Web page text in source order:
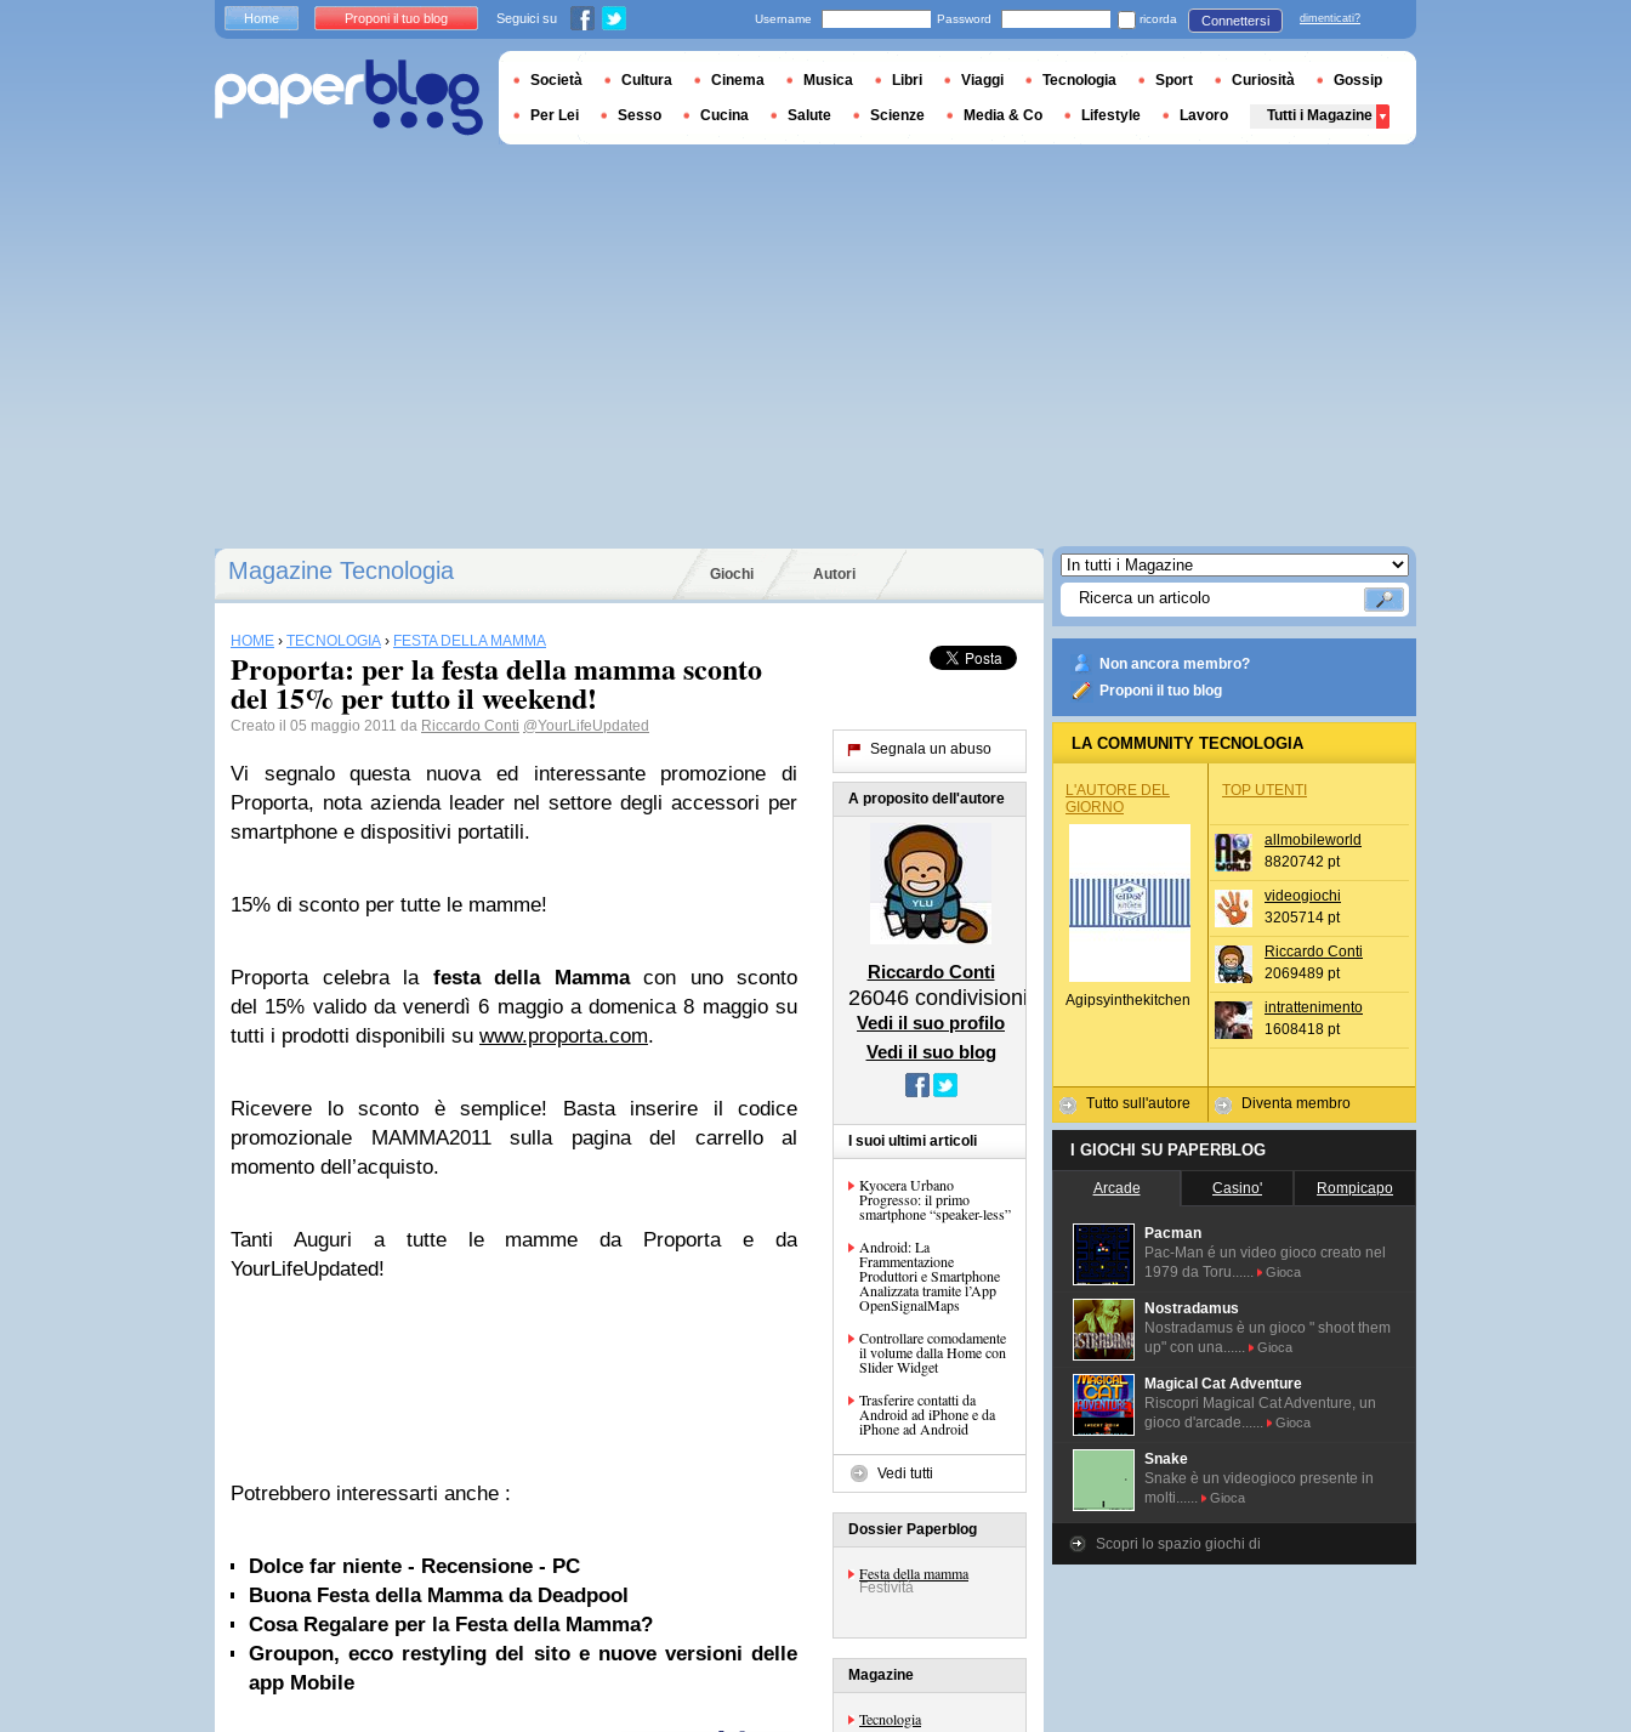
Magazine Tecnologia Giochi Autori
HOME › TECNOLOGIA › FESTA DELLA MAMMA
Proporta: per la festa della mamma sconto
del 15% per tutto il weekend!
Creato il 05 maggio 2011 da Riccardo Conti @YourLifeUpdated
Vi segnalo questa nuova ed interessante promozione di
Proporta, nota azienda leader nel settore degli accessori per
smartphone e dispositivi portatili.
15% di sconto per tutte le mamme!
Proporta celebra la festa della Mammacon uno sconto
del 15% valido da venerdì 6 maggio a domenica 8 maggio su
tutti i prodotti disponibili su www.proporta.com.
Ricevere lo sconto è semplice! Basta inserire il codice
promozionale MAMMA2011 sulla pagina del carrello al
momento dell’acquisto.
Tanti Auguri a tutte le mamme da Proporta e da
YourLifeUpdated!
Potrebbero interessarti anche :
Dolce far niente - Recensione - PC
Buona Festa della Mamma da Deadpool
Cosa Regalare per la Festa della Mamma?
Groupon, ecco restyling del sito e nuove versioni delle
app Mobile
Segnala un abuso
A proposito dell'autore
Riccardo Conti
26046 condivisioni
Vedi il suo profilo
Vedi il suo blog
I suoi ultimi articoli
Kyocera Urbano
Progresso: il primo
smartphone “speaker-less”
Android: La
Frammentazione
Produttori e Smartphone
Analizzata tramite l’App
OpenSignalMaps
Controllare comodamente
il volume dalla Home con
Slider Widget
Trasferire contatti da
Android ad iPhone e da
iPhone ad Android
Vedi tutti
Dossier Paperblog
Festa della mamma
Festività
Magazine
Tecnologia
Non ancora membro?
Proponi il tuo blog
LA COMMUNITY TECNOLOGIA
L'AUTORE DEL
GIORNO
Agipsyinthekitchen
Tutto sull'autore
TOP UTENTI
allmobileworld
8820742 pt
videogiochi
3205714 pt
Riccardo Conti
2069489 pt
intrattenimento
1608418 pt
Diventa membro
I GIOCHI SU PAPERBLOG
Arcade Casino' Rompicapo
Pacman
Pac-Man é un video gioco creato nel
1979 da Toru......
Gioca
Nostradamus
Nostradamus è un gioco " shoot them
up" con una......
Gioca
Magical Cat Adventure
Riscopri Magical Cat Adventure, un
gioco d'arcade......
Gioca
Snake
Snake è un videogioco presente in
molti......
Gioca
Scopri lo spazio giochi di
Home Proponi il tuo blog Seguici su Username Password ricorda Connettersi dimenticati?
Società Cultura Cinema Musica Libri Viaggi Tecnologia Sport Curiosità Gossip
Per Lei Sesso Cucina Salute Scienze Media & Co Lifestyle Lavoro Tutti i Magazine